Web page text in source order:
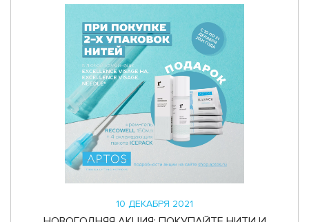
10 ДЕКАБРЯ 2021